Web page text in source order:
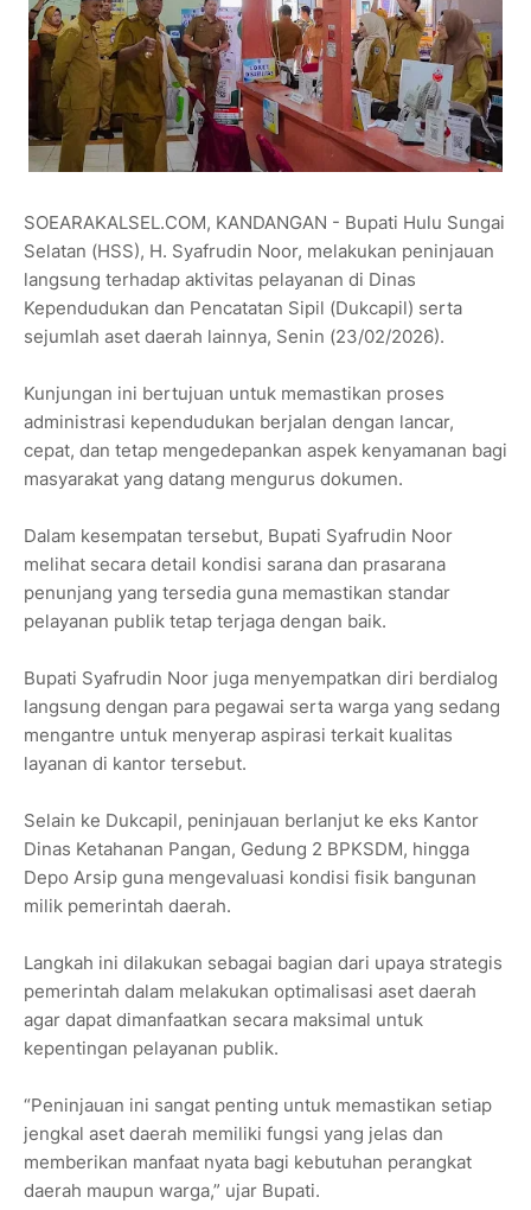
SOEARAKALSEL.COM, KANDANGAN - Bupati Hulu Sungai
Selatan (HSS), H. Syafrudin Noor, melakukan peninjauan
langsung terhadap aktivitas pelayanan di Dinas
Kependudukan dan Pencatatan Sipil (Dukcapil) serta
sejumlah aset daerah lainnya, Senin (23/02/2026).
Kunjungan ini bertujuan untuk memastikan proses
administrasi kependudukan berjalan dengan lancar,
cepat, dan tetap mengedepankan aspek kenyamanan bagi
masyarakat yang datang mengurus dokumen.
Dalam kesempatan tersebut, Bupati Syafrudin Noor
melihat secara detail kondisi sarana dan prasarana
penunjang yang tersedia guna memastikan standar
pelayanan publik tetap terjaga dengan baik.
Bupati Syafrudin Noor juga menyempatkan diri berdialog
langsung dengan para pegawai serta warga yang sedang
mengantre untuk menyerap aspirasi terkait kualitas
layanan di kantor tersebut.
Selain ke Dukcapil, peninjauan berlanjut ke eks Kantor
Dinas Ketahanan Pangan, Gedung 2 BPKSDM, hingga
Depo Arsip guna mengevaluasi kondisi fisik bangunan
milik pemerintah daerah.
Langkah ini dilakukan sebagai bagian dari upaya strategis
pemerintah dalam melakukan optimalisasi aset daerah
agar dapat dimanfaatkan secara maksimal untuk
kepentingan pelayanan publik.
“Peninjauan ini sangat penting untuk memastikan setiap
jengkal aset daerah memiliki fungsi yang jelas dan
memberikan manfaat nyata bagi kebutuhan perangkat
daerah maupun warga,” ujar Bupati.